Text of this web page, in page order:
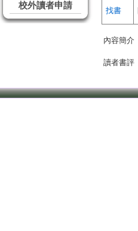
校外讀者申請
找書
內容簡介
讀者書評